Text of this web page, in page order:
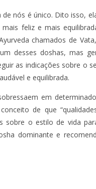
de nós é único. Dito isso,
feliz e mais
chamados de
desses doshas, mas
as indicações sobre o
e equilibrada.
em
de que
sobre o estilo de vida
dominante e